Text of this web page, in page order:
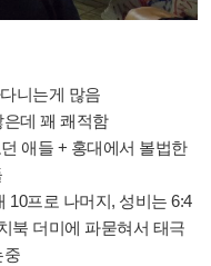
니는게 많음
데 꽤 쾌적함
애들 + 홍대에서 볼법한
10프로 나머지, 성비는 6:4
북 더미에 파묻혀서 태극
중